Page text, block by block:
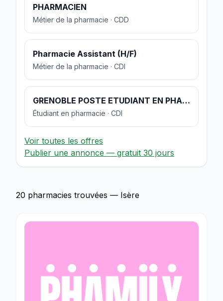
PHARMACIEN
Métier de la pharmacie · CDD
Pharmacie Assistant (H/F)
Métier de la pharmacie · CDI
GRENOBLE POSTE ETUDIANT EN PHARMACIE
Étudiant en pharmacie · CDI
Voir toutes les offres
Publier une annonce — gratuit 30 jours
20 pharmacies trouvées — Isère